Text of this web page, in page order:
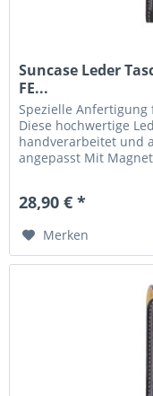
Suncase Leder
FE...
Spezielle Anfertigung
Diese hochwertige
handverarbeitet und
angepasst Mit
28,90 € *
Merken